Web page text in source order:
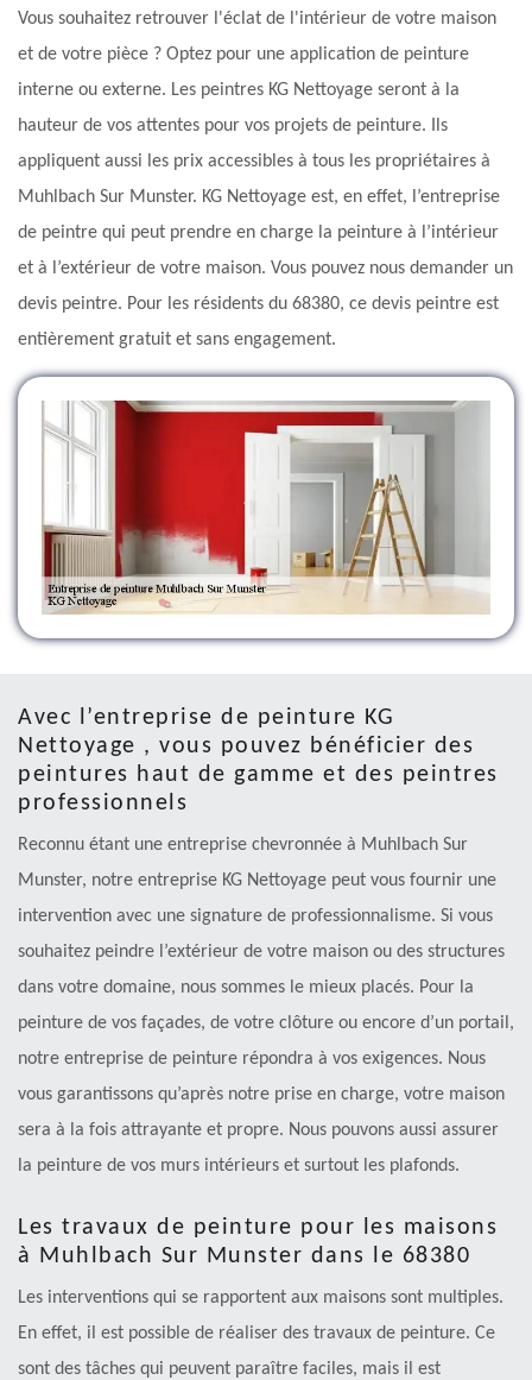
Vous souhaitez retrouver l'éclat de l'intérieur de votre maison
et de votre pièce ? Optez pour une application de peinture
interne ou externe. Les peintres KG Nettoyage seront à la
hauteur de vos attentes pour vos projets de peinture. Ils
appliquent aussi les prix accessibles à tous les propriétaires à
Muhlbach Sur Munster. KG Nettoyage est, en effet, l’entreprise
de peintre qui peut prendre en charge la peinture à l’intérieur
et à l’extérieur de votre maison. Vous pouvez nous demander un
devis peintre. Pour les résidents du 68380, ce devis peintre est
entièrement gratuit et sans engagement.
Avec l’entreprise de peinture KG
Nettoyage , vous pouvez bénéficier des
peintures haut de gamme et des peintres
professionnels
Reconnu étant une entreprise chevronnée à Muhlbach Sur
Munster, notre entreprise KG Nettoyage peut vous fournir une
intervention avec une signature de professionnalisme. Si vous
souhaitez peindre l’extérieur de votre maison ou des structures
dans votre domaine, nous sommes le mieux placés. Pour la
peinture de vos façades, de votre clôture ou encore d’un portail,
notre entreprise de peinture répondra à vos exigences. Nous
vous garantissons qu’après notre prise en charge, votre maison
sera à la fois attrayante et propre. Nous pouvons aussi assurer
la peinture de vos murs intérieurs et surtout les plafonds.
Les travaux de peinture pour les maisons
à Muhlbach Sur Munster dans le 68380
Les interventions qui se rapportent aux maisons sont multiples.
En effet, il est possible de réaliser des travaux de peinture. Ce
sont des tâches qui peuvent paraître faciles, mais il est